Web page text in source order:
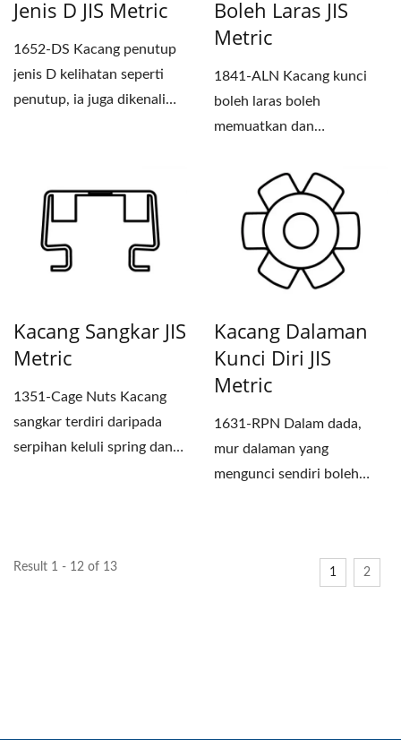
Jenis D JIS Metric
1652-DS Kacang penutup
jenis D kelihatan seperti
penutup, ia juga dikenali
Boleh Laras JIS
Metric
1841-ALN Kacang kunci
boleh laras boleh
memuatkan dan
bahagian dengan...
Kacang Sangkar JIS
Metric
1351-Cage Nuts Kacang
sangkar terdiri daripada
serpihan keluli spring dan
Kacang Dalaman
Kunci Diri JIS
Metric
1631-RPN Dalam dada,
mur dalaman yang
mengunci sendiri boleh
Result 1 - 12 of 13 1 2